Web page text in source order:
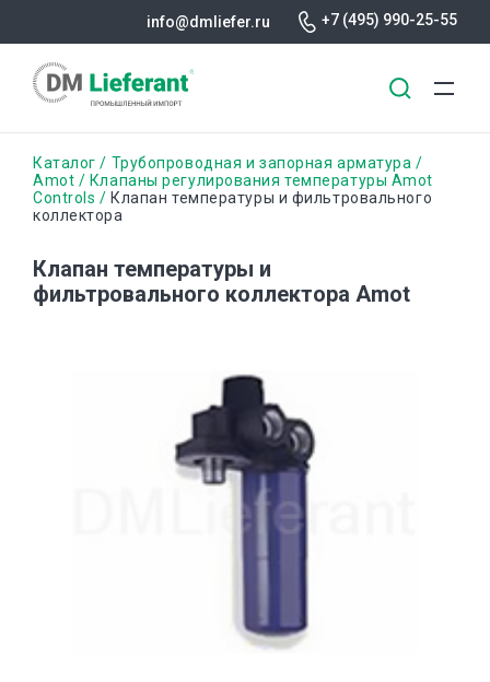
основному
содержанию
info@dmliefer.ru +7 (495) 990-25-55
Строка
навигации
Каталог
Трубопроводная и запорная арматура
Amot
Клапаны регулирования температуры Amot
Controls
Клапан температуры и фильтровального
коллектора
Клапан температуры и
фильтровального коллектора Amot